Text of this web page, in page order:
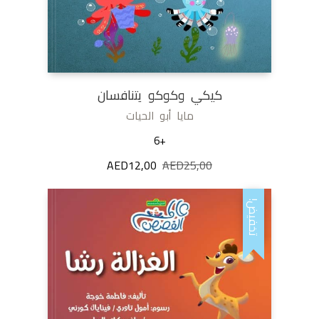
كيكي وكوكو يتنافسان
مايا أبو الحيات
+6
AED25,00
السعر
هو:
AED25,00.
AED12,00
السعر
تخفيض!